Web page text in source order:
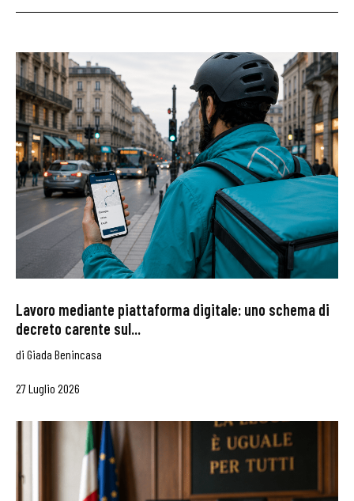
Lavoro mediante piattaforma digitale: uno schema di
decreto carente sul...
di Giada Benincasa
27 Luglio 2026